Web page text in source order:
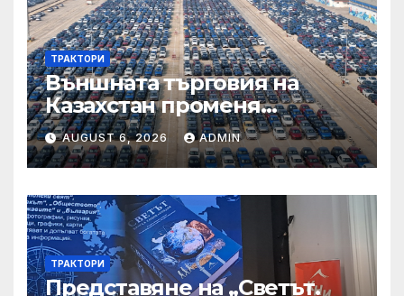
ТРАКТОРИ
Външната търговия на
Казахстан променя
структурата си – шест
тенденции
AUGUST 6, 2026 ADMIN
ТРАКТОРИ
Представяне на „Светът.